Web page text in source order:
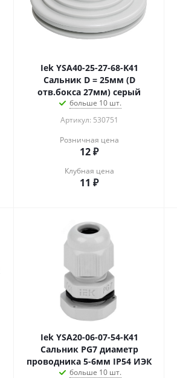
Iek YSA40-25-27-68-K41
Сальник D = 25мм (D
отв.бокса 27мм) серый
больше 10 шт.
Артикул: 530751
Розничная цена
12₽
Клубная цена
11 ₽
Iek YSA20-06-07-54-K41
Сальник PG7 диаметр
проводника 5-6мм IP54 ИЭК
больше 10 шт.